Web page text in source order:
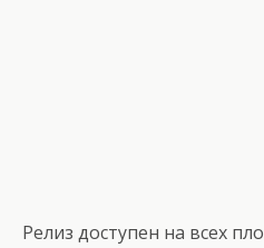
Релиз доступен на всех